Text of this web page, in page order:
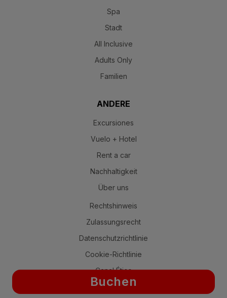
Buchen
Spa
Stadt
All Inclusive
Adults Only
Familien
ANDERE
Excursiones
Vuelo + Hotel
Rent a car
Nachhaltigkeit
Über uns
Rechtshinweis
Zulassungsrecht
Datenschutzrichtlinie
Cookie-Richtlinie
Canal Ético
Transparenz-Portal